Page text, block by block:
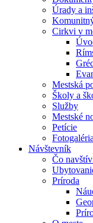
Úrady a
Cirkvi v
Mestská
Školy a
Služby
Mestské
Petície
Fotogaléria
Návštevník
Čo
Príroda